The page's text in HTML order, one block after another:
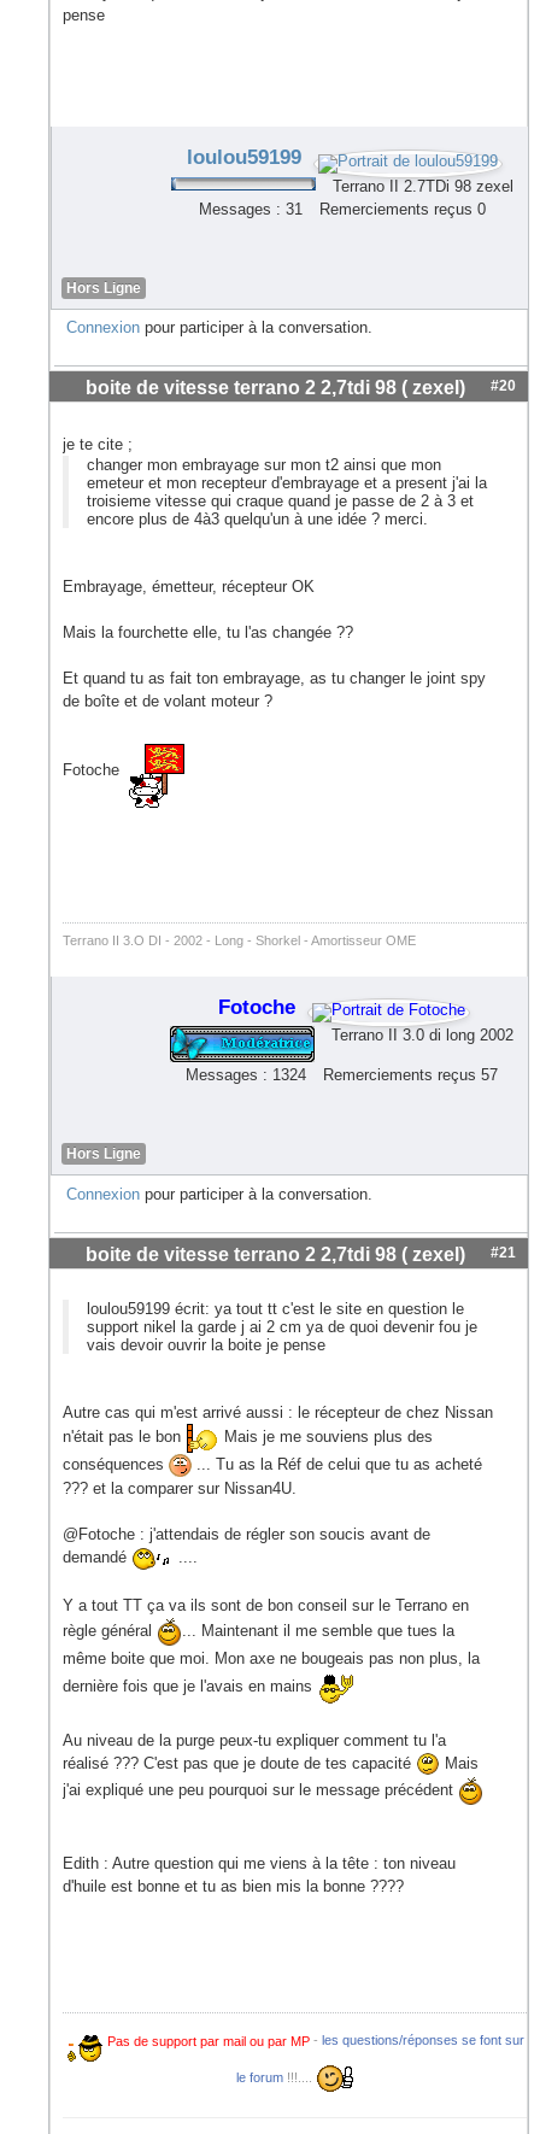
pense
loulou59199
Terrano II 2.7TDi 98 zexel
Messages : 31
Remerciements reçus 0
Hors Ligne
Connexion pour participer à la conversation.
boite de vitesse terrano 2 2,7tdi 98 ( zexel) #20
je te cite ;
changer mon embrayage sur mon t2 ainsi que mon
emeteur et mon recepteur d'embrayage et a present j'ai la
troisieme vitesse qui craque quand je passe de 2 à 3 et
encore plus de 4à3 quelqu'un à une idée ? merci.
Embrayage, émetteur, récepteur OK
Mais la fourchette elle, tu l'as changée ??
Et quand tu as fait ton embrayage, as tu changer le joint spy
de boîte et de volant moteur ?
Fotoche
Terrano II 3.O DI - 2002 - Long - Shorkel - Amortisseur OME
Fotoche
Terrano II 3.0 di long 2002
Messages : 1324 Remerciements reçus 57
Hors Ligne
Connexion pour participer à la conversation.
boite de vitesse terrano 2 2,7tdi 98 ( zexel) #21
loulou59199 écrit: ya tout tt c'est le site en question le
support nikel la garde j ai 2 cm ya de quoi devenir fou je
vais devoir ouvrir la boite je pense
Autre cas qui m'est arrivé aussi : le récepteur de chez Nissan
n'était pas le bon
Mais je me souviens plus des
conséquences
... Tu as la Réf de celui que tu as acheté
??? et la comparer sur Nissan4U.
@Fotoche : j'attendais de régler son soucis avant de
demandé
Y a tout TT ça va ils sont de bon conseil sur le Terrano en
règle général
... Maintenant il me semble que tues la
même boite que moi. Mon axe ne bougeais pas non plus, la
dernière fois que je l'avais en mains
Au niveau de la purge peux-tu expliquer comment tu l'a
réalisé ??? C'est pas que je doute de tes capacité
Mais
j'ai expliqué une peu pourquoi sur le message précédent
Edith : Autre question qui me viens à la tête : ton niveau
d'huile est bonne et tu as bien mis la bonne ????
Pas de support par mail ou par MP- les questions/réponses se font sur
le forum!!!....